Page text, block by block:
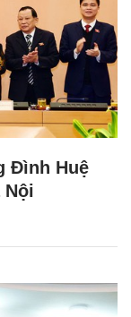
Đình Huệ
Nội